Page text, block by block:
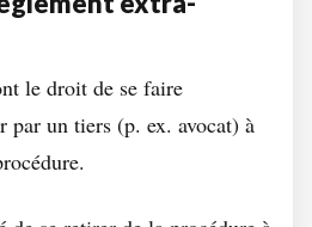
le droit de se faire
par un tiers (p. ex. avocat) à